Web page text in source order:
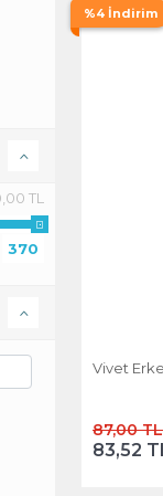
%4 İndirim
Vivet
87,00 TL
83,52
TL
370